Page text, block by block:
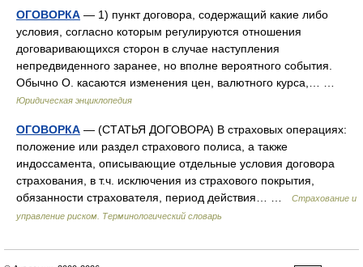
ОГОВОРКА — 1) пункт договора, содержащий какие либо
условия, согласно которым регулируются отношения
договаривающихся сторон в случае наступления
непредвиденного заранее, но вполне вероятного события.
Обычно О. касаются изменения цен, валютного курса,… …
Юридическая энциклопедия
ОГОВОРКА — (СТАТЬЯ ДОГОВОРА) В страховых операциях:
положение или раздел страхового полиса, а также
индоссамента, описывающие отдельные условия договора
страхования, в т.ч. исключения из страхового покрытия,
обязанности страхователя, период действия… …
Страхование и
управление риском. Терминологический словарь